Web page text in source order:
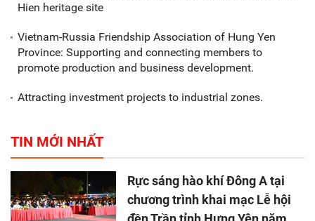
Hien heritage site
Vietnam-Russia Friendship Association of Hung Yen
Province: Supporting and connecting members to
promote production and business development.
Attracting investment projects to industrial zones.
TIN MỚI NHẤT
Rực sáng hào khí Đông A tại
chương trình khai mạc Lễ hội